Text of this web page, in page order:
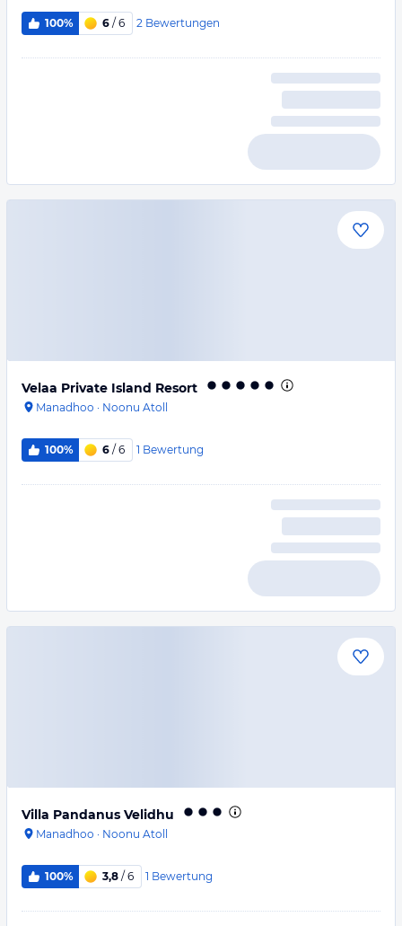
100% 6 / 6 2 Bewertungen
Velaa Private Island Resort
Manadhoo · Noonu Atoll
100% 6 / 6 1 Bewertung
Villa Pandanus Velidhu
Manadhoo · Noonu Atoll
100% 3,8 / 6 1 Bewertung